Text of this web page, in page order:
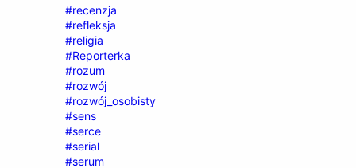
#recenzja
#refleksja
#religia
#Reporterka
#rozum
#rozwój
#rozwój_osobisty
#sens
#serce
#serial
#serum